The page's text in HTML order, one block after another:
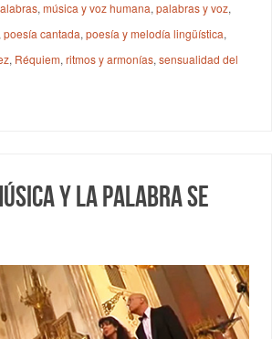
,música y voz humana,palabras y voz,
,poesía cantada,poesía y melodía lingüística,
, Réquiem,ritmos y armonías,sensualidad del
y la palabra se